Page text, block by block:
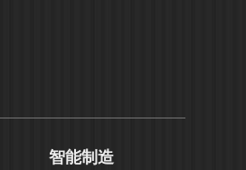
智能制造